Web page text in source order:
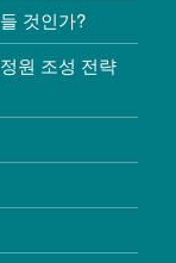
것인가?
원 조성 전략